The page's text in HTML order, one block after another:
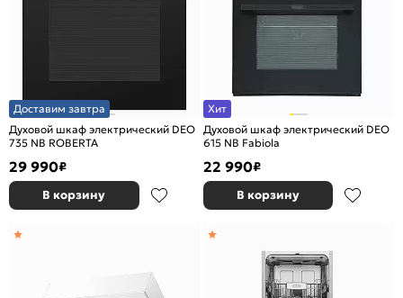
Доставим завтра
Духовой шкаф электрический DEO
735 NB ROBERTA
29 990₽
В корзину
Хит
Духовой шкаф электрический DEO
615 NB Fabiola
22 990₽
В корзину